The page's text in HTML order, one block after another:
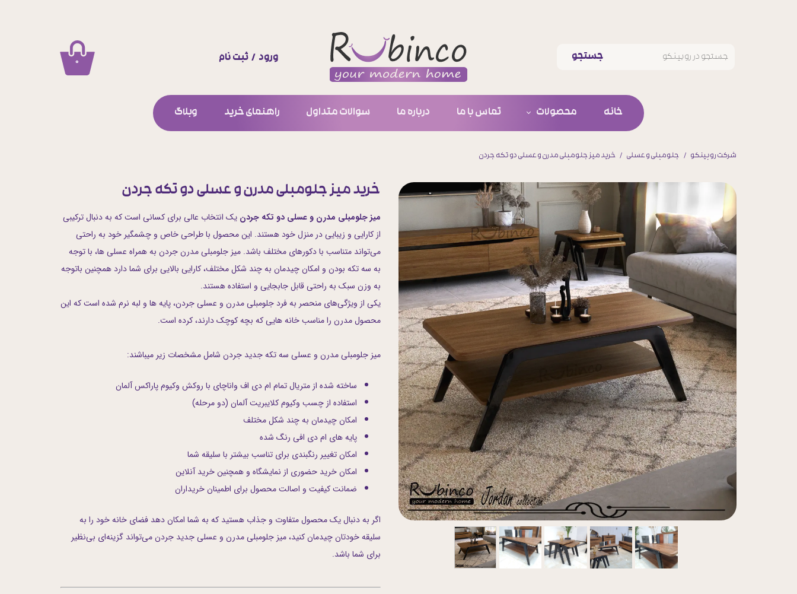
خانه محصولات
کنسول و آیینه
جلو مبلی و عسلی
جا کفشی
سرویس خواب
کافی بار
تماس با ما درباره ما سوالات متداول راهنمای خرید وبلاگ
ورود / ثبت نام ۰ جستجو
شرکت روبینکو جلومبلی و عسلی خرید میز جلومبلی مدرن و عسلی دو تکه جردن
خرید میز جلومبلی مدرن و عسلی دو تکه جردن
میز جلومبلی مدرن و عسلی دو تکه جردن یک انتخاب عالی برای کسانی است که به دنبال ترکیبی
از کارایی و زیبایی در منزل خود هستند. این محصول با طراحی خاص و چشمگیر خود به راحتی
می‌تواند متناسب با دکورهای مختلف باشد. میز جلومبلی مدرن جردن به همراه عسلی ها، با توجه
به سه تکه بودن و امکان چیدمان به چند شکل مختلف، کارایی بالایی برای شما دارد همچنین باتوجه
به وزن سبک به راحتی قابل جابجایی و استفاده هستند.
یکی از ویژگی‌های منحصر به فرد جلومبلی مدرن و عسلی جردن، پایه ها و لبه نرم شده است که این
محصول مدرن را مناسب خانه هایی که بچه کوچک دارند، کرده است.
میز جلومبلی مدرن و عسلی سه تکه جدید جردن شامل مشخصات زیر میباشند:
ساخته شده از متریال تمام ام دی اف واناچای با روکش وکیوم پاراکس آلمان
استفاده از چسب وکیوم کلایبریت آلمان (دو مرحله)
امکان چیدمان به چند شکل مختلف
پایه های ام دی افی رنگ شده
امکان تغییر رنگبندی برای تناسب بیشتر با سلیقه شما
امکان خرید حضوری از نمایشگاه و همچنین خرید آنلاین
ضمانت کیفیت و اصالت محصول برای اطمینان خریداران
اگر به دنبال یک محصول متفاوت و جذاب هستید که به شما امکان دهد فضای خانه خود را به
سلیقه خودتان چیدمان کنید، میز جلومبلی مدرن و عسلی جدید جردن می‌تواند گزینه‌ای بی‌نظیر
برای شما باشد.